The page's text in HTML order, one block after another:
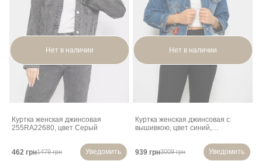
Нет в наличии
Куртка женская джинсовая
255RA22680, цвет Серый
462 грн1479 грн Уведомить
Нет в наличии
Куртка женская джинсовая с
вышивкою, цвет синий,
939 грн3009 грн Уведомить